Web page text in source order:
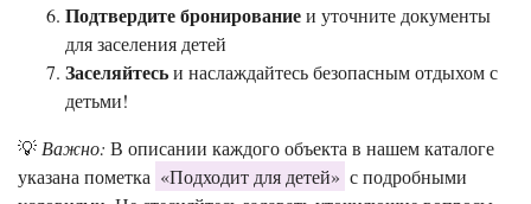
Подтвердите бронированиеи уточните документы
для заселения детей
Заселяйтесьи наслаждайтесь безопасным отдыхом с
детьми!
💡 Важно: В описании каждого объекта в нашем каталоге
указана пометка «Подходит для детей» с подробными